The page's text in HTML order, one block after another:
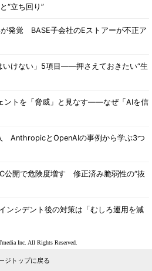
“立ち回り”
発覚 BASE子会社のEストアーが不正ア
いけない」5項目――押さえておきたい“生
ントを「脅威」と見なす――なぜ「AIを信
AnthropicとOpenAIの事例から学ぶ3つ
公開で危険度増す 修正済み脆弱性の“抜
ンシデント後の対策は「むしろ運用を減
Inc. All Rights Reserved.
ジトップに戻る